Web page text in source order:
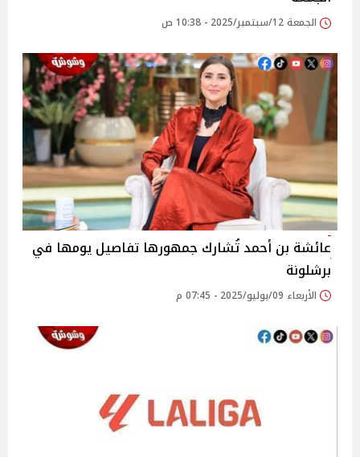
الجمعة 12/سبتمبر/2025 - 10:38 ص
عائشة بن أحمد تُشارك جمهورها تفاصيل يومها في
برشلونة
الأربعاء 09/يوليو/2025 - 07:45 م